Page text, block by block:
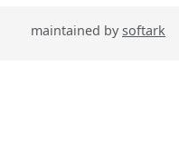
maintained bysoftark